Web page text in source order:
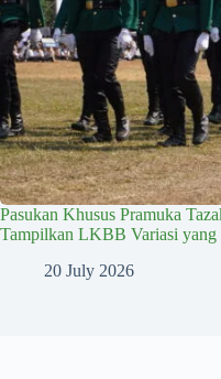
Pasukan Khusus Pramuka
Tampilkan LKBB Variasi
20 July 2026